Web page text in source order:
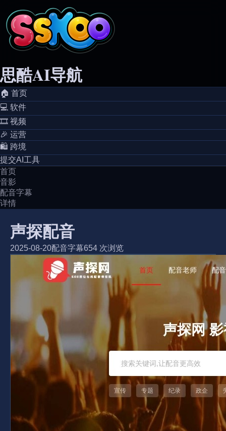
思酷AI导航
🏠️ 首页
💻️ 软件
🎞️ 视频
🎉 运营
🛍️ 跨境
提交AI工具
首页
音影
配音字幕
详情
声探配音
2025-08-20配音字幕654 次浏览